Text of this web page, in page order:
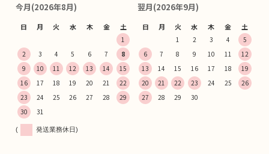
今月(2026年8月)
日 月 火 水 木 金 土
1
2
3 4 5 6 7
8
9
10 11 12 13 14
15
16
17 18 19 20 21
22
23
24 25 26 27 28
29
30
31
翌月(2026年9月)
日 月 火 水 木 金 土
1 2 3 4
5
6
7 8 9 10 11
12
13
14 15 16 17 18
19
20
21 22 23 24 25
26
27
28 29 30
( 発送業務休日)